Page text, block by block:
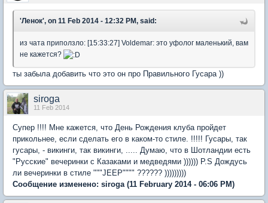
'Ленок', on 11 Feb 2014 - 12:32 PM, said:
из чата приползло: [15:33:27] Voldemar: это уфолог маленький, вам
не кажется?
ты забыла добавить что это он про Правильного Гусара ))
siroga
11 Feb 2014
Супер !!!! Мне кажется, что День Рождения клуба пройдет
прикольнее, если сделать его в каком-то стиле. !!!!! Гусары, так
гусары, - викинги, так викинги, ..... Думаю, что в Шотландии есть
"Русские" вечеринки с Казаками и медведями )))))) P.S Дождусь
ли вечеринки в стиле """JEEP"""" ?????? )))))))))
Сообщение изменено: siroga (11 February 2014 - 06:06 PM)